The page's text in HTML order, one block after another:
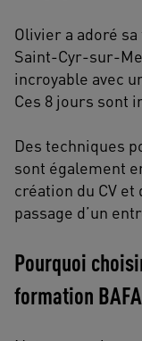
Olivier a adoré
Saint-Cyr-sur-
incroyable avec
Ces 8 jours sont
Des techniques
sont également
création du CV
passage d’un
Pourquoi
formation